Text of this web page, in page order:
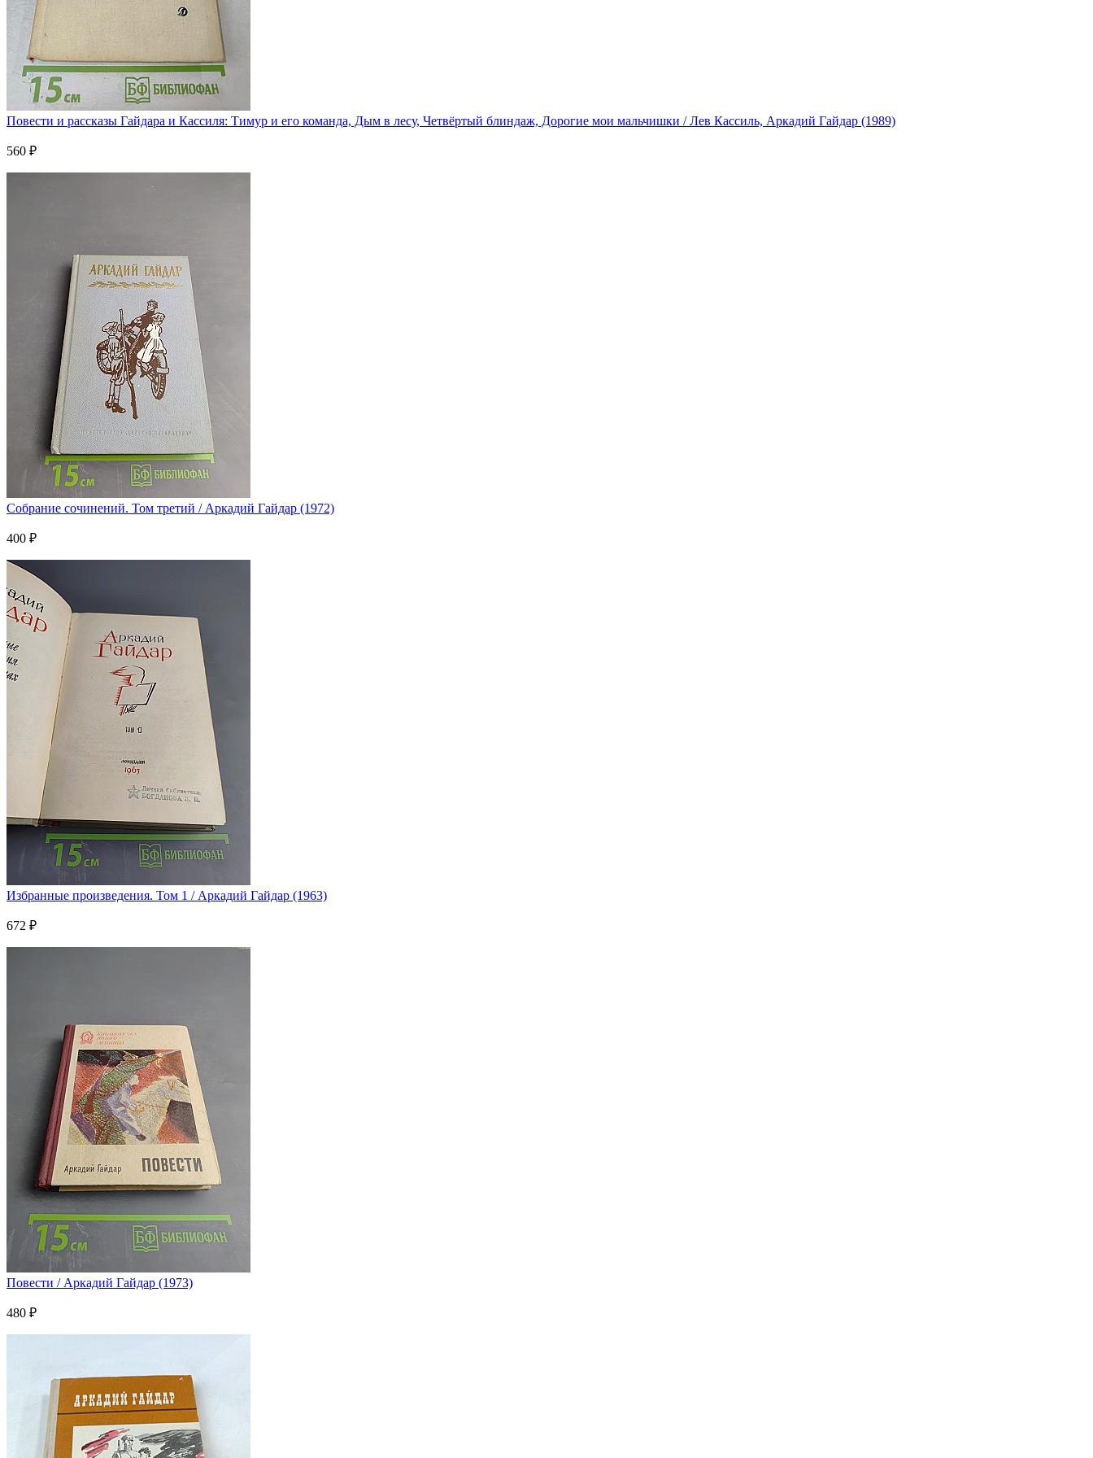
Повести и рассказы Гайдара и Кассиля: Тимур и его команда, Дым в лесу, Четвёртый блиндаж, Дорогие мои мальчишки / Лев Кассиль, Аркадий Гайдар (1989)
560 ₽
Собрание сочинений. Том третий / Аркадий Гайдар (1972)
400 ₽
Избранные произведения. Том 1 / Аркадий Гайдар (1963)
672 ₽
Повести / Аркадий Гайдар (1973)
480 ₽